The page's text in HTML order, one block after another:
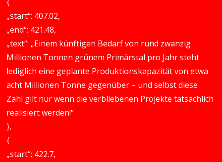
{
„start“: 407.02,
„end“: 421.48,
„text“: „Einem künftigen Bedarf von rund zwanzig
Millionen Tonnen grünem Primärstal pro Jahr steht
lediglich eine geplante Produktionskapazität von etwa
acht Millionen Tonne gegenüber – und selbst diese
Zahl gilt nur wenn die verbliebenen Projekte tatsächlich
realisiert werden!“
},
{
„start“: 422.7,